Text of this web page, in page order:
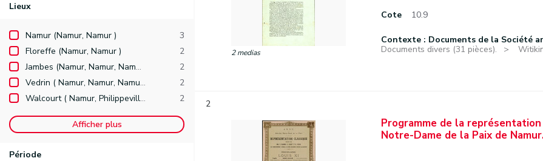
Lieux
Namur (Namur, Namur )
3
Floreffe (Namur, Namur )
2
Jambes (Namur, Namur, Namur )
2
Vedrin ( Namur, Namur, Namur )
2
Walcourt ( Namur, Philippeville )
2
Afficher plus
Période
2 medias
Cote 10.9
Contexte : Documents de la Société
Documents divers (31 pièces).
2
Programme de la
Notre-Dame de la Paix de